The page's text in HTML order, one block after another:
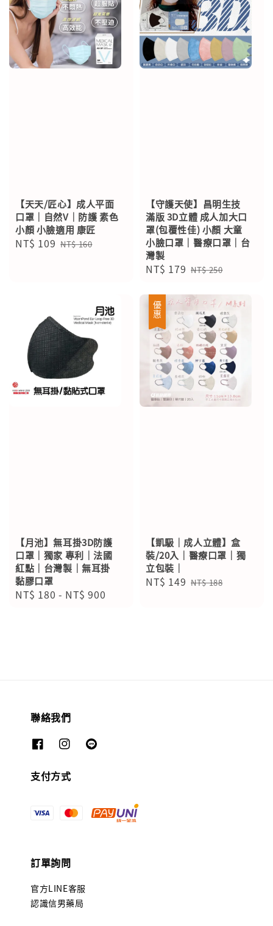
【天天/匠心】成人平面
口罩｜自然V｜防護 素色
小顏 小臉適用 康匠
Sale
NT$ 109 Regular
NT$ 160
【守護天使】昌明生技
滿版 3D立體 成人加大口
罩(包覆性佳) 小顏 大童
小臉口罩｜醫療口罩｜台
灣製
Sale
NT$ 179 Regular
NT$ 250
【月池】無耳掛3D防護
口罩｜獨家 專利｜法國
紅點｜台灣製｜無耳掛
黏膠口罩
Regular
NT$ 180 - NT$ 900
優惠
【凱馺｜成人立體】盒
裝/20入｜醫療口罩｜獨
立包裝｜
Sale
NT$ 149 Regular
NT$ 188
聯絡我們
支付方式
訂單詢問
官方LINE客服
認識信男藥局